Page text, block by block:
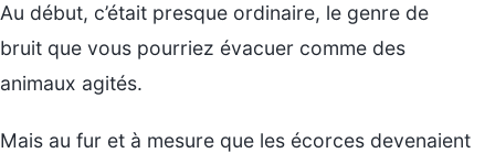
Au début, c’était presque ordinaire, le genre de
bruit que vous pourriez évacuer comme des
animaux agités.
Mais au fur et à mesure que les écorces devenaient